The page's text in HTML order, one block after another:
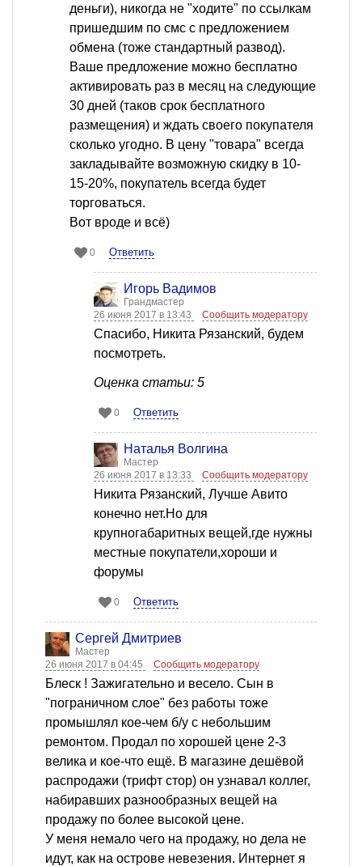
деньги), никогда не "ходите" по ссылкам
пришедшим по смс с предложением
обмена (тоже стандартный развод).
Ваше предложение можно бесплатно
активировать раз в месяц на следующие
30 дней (таков срок бесплатного
размещения) и ждать своего покупателя
сколько угодно. В цену "товара" всегда
закладывайте возможную скидку в 10-
15-20%, покупатель всегда будет
торговаться.
Вот вроде и всё)
0 Ответить
Игорь Вадимов
Грандмастер
26 июня 2017 в 13:43
Сообщить модератору
Спасибо, Никита Рязанский, будем
посмотреть.
Оценка статьи: 5
0 Ответить
Наталья Волгина
Мастер
26 июня 2017 в 13:33
Сообщить модератору
Никита Рязанский, Лучше Авито
конечно нет.Но для
крупногабаритных вещей,где нужны
местные покупатели,хороши и
форумы
0 Ответить
Сергей Дмитриев
Мастер
26 июня 2017 в 04:45
Сообщить модератору
Блеск ! Зажигательно и весело. Сын в
"пограничном слое" без работы тоже
промышлял кое-чем б/у с небольшим
ремонтом. Продал по хорошей цене 2-3
велика и кое-что ещё. В магазине дешёвой
распродажи (трифт стор) он узнавал коллег,
набиравших разнообразных вещей на
продажу по более высокой цене.
У меня немало чего на продажу, но дела не
идут, как на острове невезения. Интернет я